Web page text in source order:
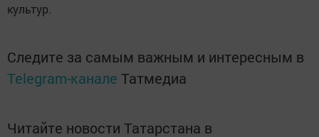
культур.
Следите за самым важным и интересным в
Telegram-канале Татмедиа
Читайте новости Татарстана в